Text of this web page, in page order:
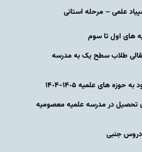
علمی – مرحله استانی
های اول تا سوم
طلاب سطح یک به مدرسه
های علمیه ١۴٠۵-١۴٠۴
تحصیل در مدرسه علمیه معصومیه
دروس جنبی